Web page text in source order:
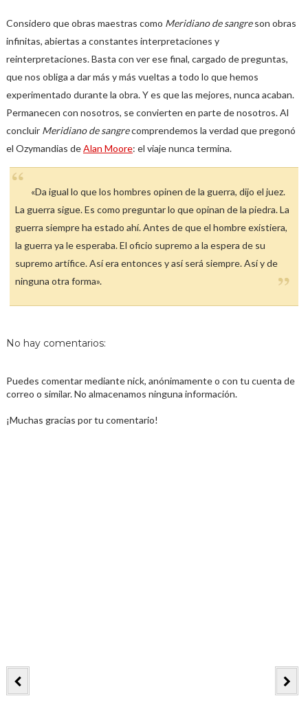
Considero que obras maestras como Meridiano de sangreson obras
infinitas, abiertas a constantes interpretaciones y
reinterpretaciones. Basta con ver ese final, cargado de preguntas,
que nos obliga a dar más y más vueltas a todo lo que hemos
experimentado durante la obra. Y es que las mejores, nunca acaban.
Permanecen con nosotros, se convierten en parte de nosotros. Al
concluir Meridiano de sangrecomprendemos la verdad que pregonó
el Ozymandias deAlan Moore: el viaje nunca termina.
«Da igual lo que los hombres opinen de la guerra, dijo el juez.
La guerra sigue. Es como preguntar lo que opinan de la piedra. La
guerra siempre ha estado ahí. Antes de que el hombre existiera,
la guerra ya le esperaba. El oficio supremo a la espera de su
supremo artífice. Así era entonces y así será siempre. Así y de
ninguna otra forma».
No hay comentarios:
Puedes comentar mediante nick, anónimamente o con tu cuenta de
correo o similar. No almacenamos ninguna información.
¡Muchas gracias por tu comentario!